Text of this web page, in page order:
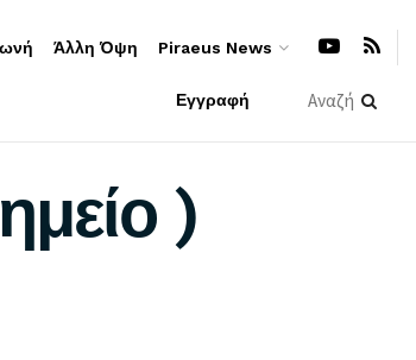
Άλλη Όψη Piraeus News
Εγγραφή
)